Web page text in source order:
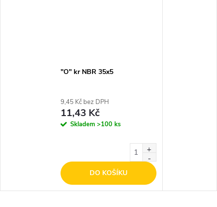
"O" kr NBR 35x5
9,45 Kč bez DPH
11,43 Kč
Skladem >100 ks
DO KOŠÍKU